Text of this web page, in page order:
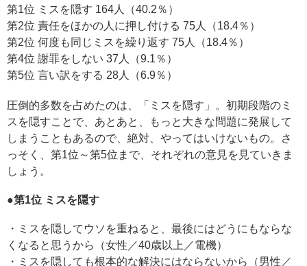
第1位 ミスを隠す 164人（40.2％）
第2位 責任をほかの人に押し付ける 75人（18.4％）
第2位 何度も同じミスを繰り返す 75人（18.4％）
第4位 謝罪をしない 37人（9.1％）
第5位 言い訳をする 28人（6.9％）
圧倒的多数を占めたのは、「ミスを隠す」。初期段階のミ
スを隠すことで、あとあと、もっと大きな問題に発展して
しまうこともあるので、絶対、やってはいけないもの。さ
っそく、第1位～第5位まで、それぞれの意見を見ていきま
しょう。
●第1位 ミスを隠す
・ミスを隠してウソを重ねると、最後にはどうにもならな
くなると思うから（女性／40歳以上／電機）
・ミスを隠しても根本的な解決にはならないから（男性／